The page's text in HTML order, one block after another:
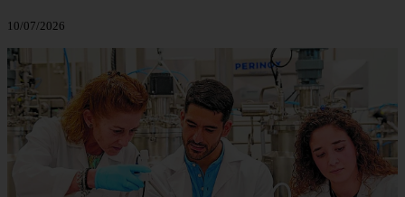
10/07/2026